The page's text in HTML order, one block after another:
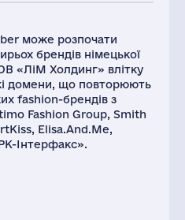
може розпочати
брендів німецької
«ЛіМ Холдинг» влітку
домени, що повторюють
fashion-брендів з
Fashion Group, Smith
Elisa.And.Me,
Інтерфакс».